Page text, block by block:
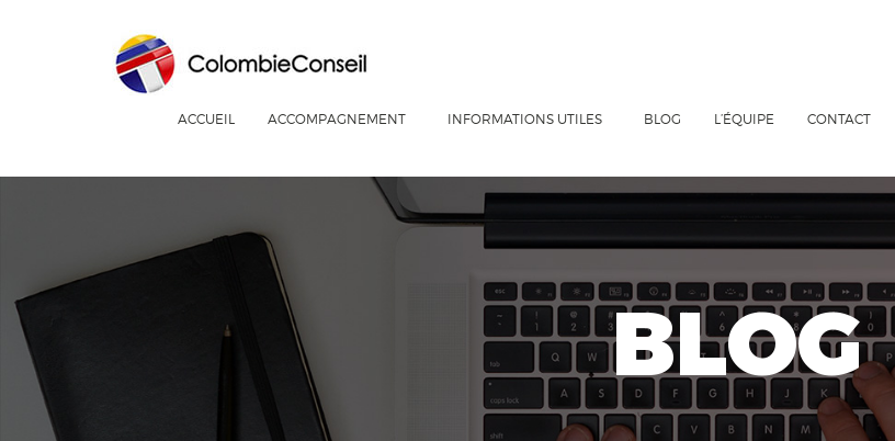
ACCUEIL ACCOMPAGNEMENT INFORMATIONS UTILES BLOG L’ÉQUIPE CONTACT
BLOG